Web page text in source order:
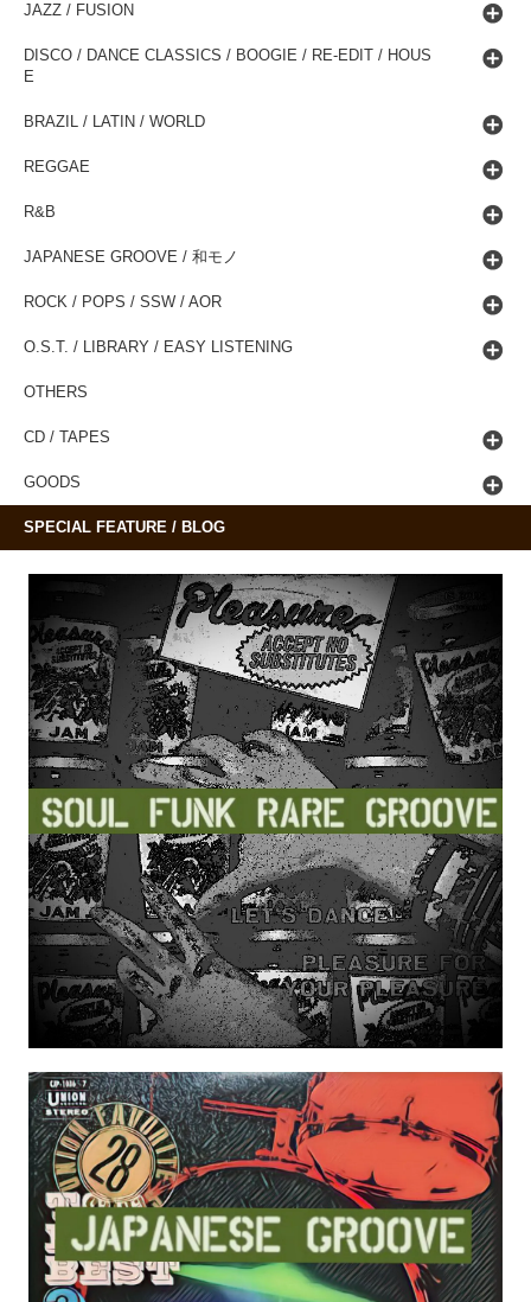
JAZZ / FUSION
DISCO / DANCE CLASSICS / BOOGIE / RE-EDIT / HOUS
E
BRAZIL / LATIN / WORLD
REGGAE
R&B
JAPANESE GROOVE / 和モノ
ROCK / POPS / SSW / AOR
O.S.T. / LIBRARY / EASY LISTENING
OTHERS
CD / TAPES
GOODS
SPECIAL FEATURE / BLOG